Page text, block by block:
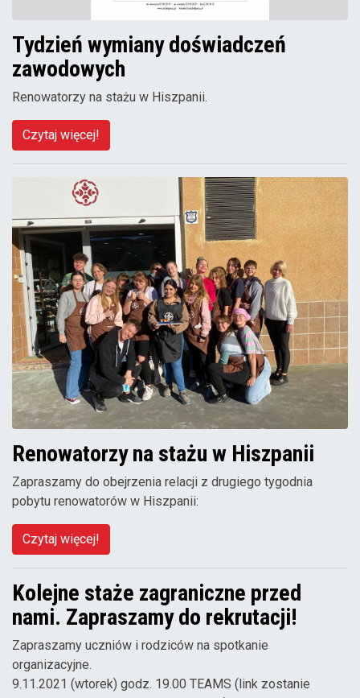
Tydzień wymiany doświadczeń
zawodowych
Renowatorzy na stażu w Hiszpanii.
Czytaj więcej!
Renowatorzy na stażu w Hiszpanii
Zapraszamy do obejrzenia relacji z drugiego tygodnia
pobytu renowatorów w Hiszpanii:
Czytaj więcej!
Kolejne staże zagraniczne przed
nami. Zapraszamy do rekrutacji!
Zapraszamy uczniów i rodziców na spotkanie
organizacyjne.
9.11.2021 (wtorek) godz. 19.00 TEAMS (link zostanie